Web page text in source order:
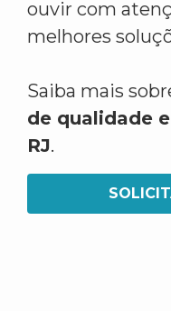
ouvir com
melhores
Saiba mais
de qualidade
RJ.